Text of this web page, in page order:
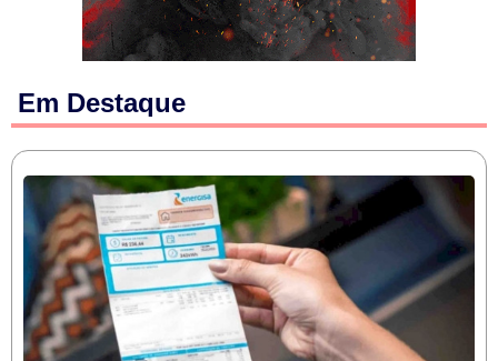
Em Destaque